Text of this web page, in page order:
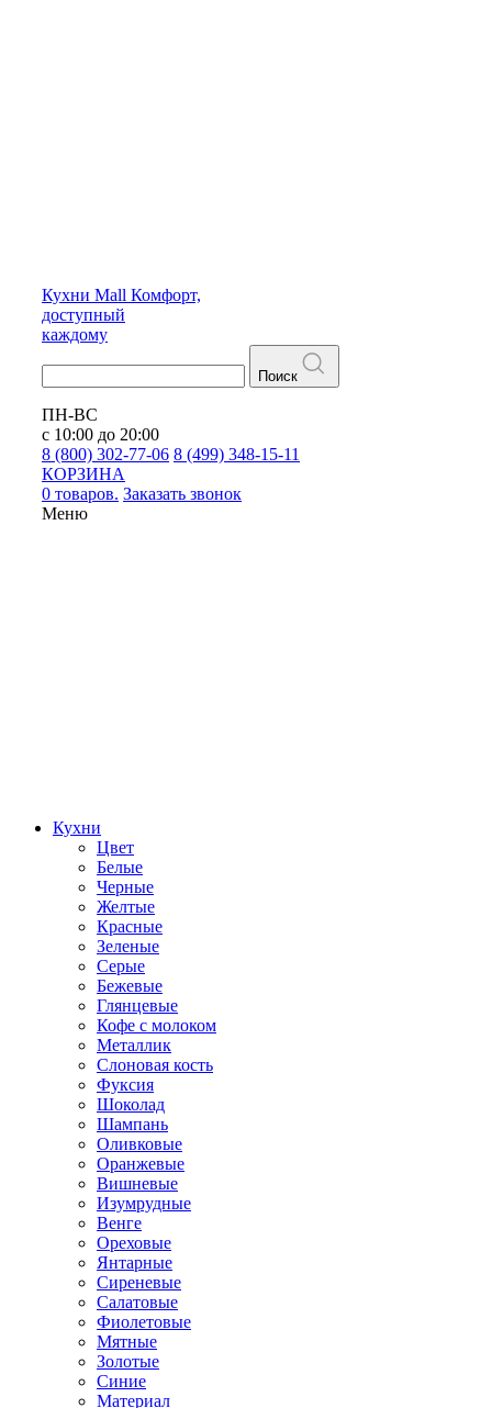
Кухни Mall Комфорт,
доступный
каждому
Поиск
ПН-ВС
с 10:00 до 20:00
8 (800) 302-77-06 8 (499) 348-15-11
КОРЗИНА
0 товаров. Заказать звонок
Меню
Кухни
Цвет
Белые
Черные
Желтые
Красные
Зеленые
Серые
Бежевые
Глянцевые
Кофе с молоком
Металлик
Слоновая кость
Фуксия
Шоколад
Шампань
Оливковые
Оранжевые
Вишневые
Изумрудные
Венге
Ореховые
Янтарные
Сиреневые
Салатовые
Фиолетовые
Мятные
Золотые
Синие
Материал